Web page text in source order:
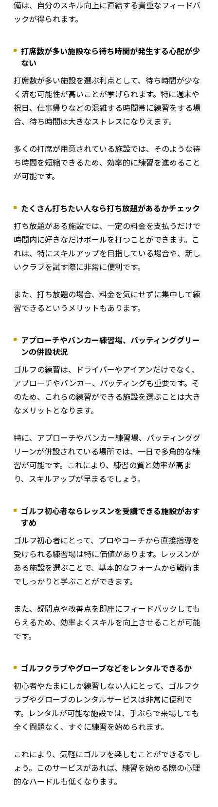
備は、自分のスキル向上に直結する貴重なフィードバ
ックが得られます。
打席数が多い施設なら待ち時間が発生する心配が少
ない
打席数が多い施設を選ぶ利点として、待ち時間が少な
く済む可能性が高いことが挙げられます。特に週末や
祝日、仕事帰りなどの混雑する時間帯に練習をする場
合、待ち時間は大きなストレスになりえます。
多くの打席が用意されている施設では、そのような待
ち時間を短縮できるため、効率的に練習を進めること
が可能です。
たくさん打ちたい人なら打ち放題があるかチェック
打ち放題がある施設では、一定の料金を支払うだけで
時間内に好きなだけボールを打つことができます。こ
れは、特にスキルアップを目指している場合や、新し
いクラブを試す際に非常に便利です。
また、打ち放題の場合、料金を気にせずに集中して練
習できるというメリットもあります。
アプローチやバンカー練習場、パッティンググリー
ンの併設状況
ゴルフの練習は、ドライバーやアイアンだけでなく、
アプローチやバンカー、パッティングも重要です。そ
のため、これらの練習ができる施設を選ぶことは大き
なメリットとなります。
特に、アプローチやバンカー練習場、パッティンググ
リーンが併設されている場所では、一日で多角的な練
習が可能です。これにより、練習の質と効率が高ま
り、スキルアップが早まるでしょう。
ゴルフ初心者ならレッスンを受講できる施設がおす
すめ
ゴルフ初心者にとって、プロやコーチから直接指導を
受けられる練習場は特に価値があります。レッスンが
ある施設を選ぶことで、基本的なフォームから戦術ま
でしっかりと学ぶことができます。
また、疑問点や改善点を即座にフィードバックしても
らえるため、効率よくスキルを向上させることが可能
です。
ゴルフクラブやグローブなどをレンタルできるか
初心者やたまにしか練習しない人にとって、ゴルフク
ラブやグローブのレンタルサービスは非常に便利で
す。レンタルが可能な施設では、手ぶらで来場しても
全く問題なく、すぐに練習を始められます。
これにより、気軽にゴルフを楽しむことができるでし
ょう。このサービスがあれば、練習を始める際の心理
的なハードルも低くなります。